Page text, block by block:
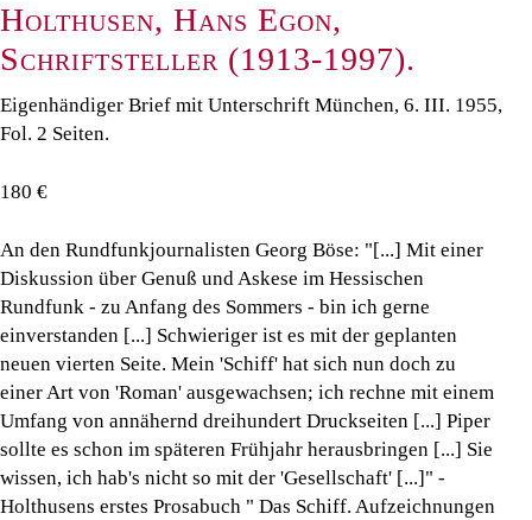
Holthusen, Hans Egon,
Schriftsteller (1913-1997).
Eigenhändiger Brief mit Unterschrift München, 6. III. 1955,
Fol. 2 Seiten.
180 €
An den Rundfunkjournalisten Georg Böse: "[...] Mit einer
Diskussion über Genuß und Askese im Hessischen
Rundfunk - zu Anfang des Sommers - bin ich gerne
einverstanden [...] Schwieriger ist es mit der geplanten
neuen vierten Seite. Mein 'Schiff' hat sich nun doch zu
einer Art von 'Roman' ausgewachsen; ich rechne mit einem
Umfang von annähernd dreihundert Druckseiten [...] Piper
sollte es schon im späteren Frühjahr herausbringen [...] Sie
wissen, ich hab's nicht so mit der 'Gesellschaft' [...]" -
Holthusens erstes Prosabuch " Das Schiff. Aufzeichnungen